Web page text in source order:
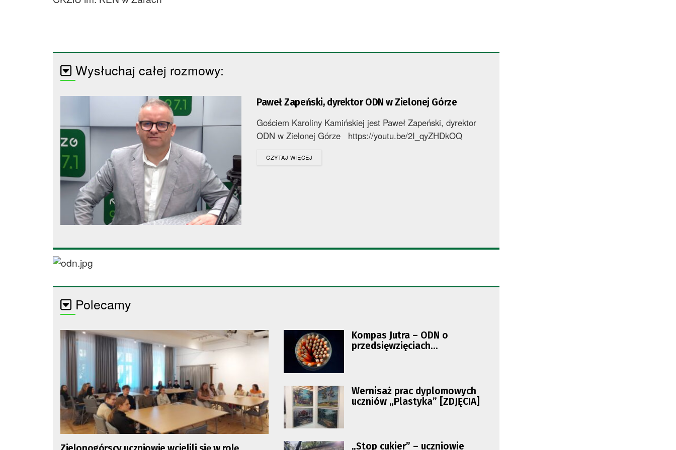
Wysłuchaj całej rozmowy:
Paweł Zapeński, dyrektor ODN w Zielonej Górze
Gościem Karoliny Kamińskiej jest Paweł Zapeński, dyrektor
ODN w Zielonej Górze https://youtu.be/2I_qyZHDkOQ
CZYTAJ WIĘCEJ
Polecamy
Kompas Jutra – ODN o
przedsięwzięciach
Wernisaż prac dyplomowych
uczniów „Plastyka” [ZDJĘCIA]
„Stop cukier” – uczniowie